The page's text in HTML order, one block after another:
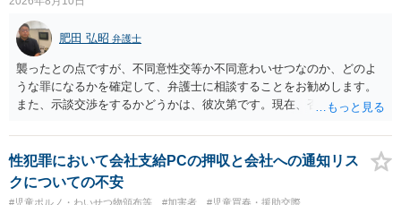
肥田 弘昭 弁護士
襲ったとの点ですが、不同意性交等か不同意わいせつなのか、どのよ
うな罪になるかを確定して、弁護士に相談することをお勧めします。
また、示談交渉をするかどうかは、彼次第です。現在、否認している
を前提に捜査機関に対する弁護活動を弁護人を選任してすべきかと思
います。ご参考にしてください。
性犯罪において会社支給PCの押収と会社への通知リス
クについての不安
#児童ポルノ・わいせつ物頒布等 #加害者
#児童買春・援助交際